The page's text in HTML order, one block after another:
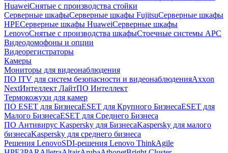
HuaweiСнятые с производства стойки
Серверные шкафыСерверные шкафы FujitsuСерверные шкафы
HPEСерверные шкафы HuaweiСерверные шкафы
LenovoСнятые с производства шкафыСтоечные системы APC
Видеодомофоны и опции
Видеорегистраторы
Камеры
Мониторы для видеонаблюдения
ПО ITV для систем безопасности и видеонаблюденияAxxon
NextИнтеллект ЛайтПО Интеллект
Термокожухи для камер
ПО ESET для БизнесаESET для Крупного БизнесаESET для
Малого БизнесаESET для Среднего Бизнеса
ПО Антивирус Kaspersky для БизнесаKaspersky для малого
бизнесаKaspersky для среднего бизнеса
Решения LenovoSDI-решения Lenovo ThinkAgile